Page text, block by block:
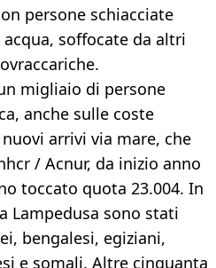
persone schiacciate
soffocate da altri
migliaio di persone
anche sulle coste
arrivi via mare, che
/ Acnur, da inizio anno
toccato quota 23.004. In
Lampedusa sono stati
bengalesi, egiziani,
e somali. Altre cinquanta